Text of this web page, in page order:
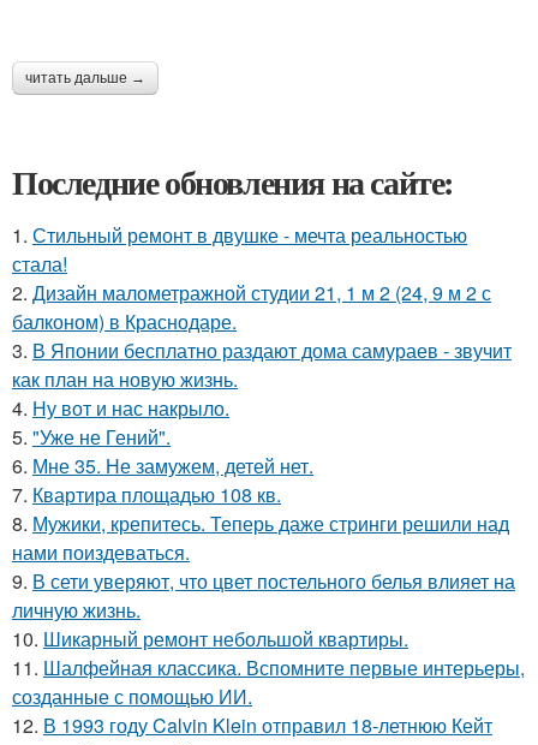
читать дальше →
Последние обновления на сайте:
1. Стильный ремонт в двушке - мечта реальностью
стала!
2. Дизайн малометражной студии 21, 1 м 2 (24, 9 м 2 с
балконом) в Краснодаре.
3. В Японии бесплатно раздают дома самураев - звучит
как план на новую жизнь.
4. Ну вот и нас накрыло.
5. "Уже не Гений".
6. Мне 35. Не замужем, детей нет.
7. Квартира площадью 108 кв.
8. Мужики, крепитесь. Теперь даже стринги решили над
нами поиздеваться.
9. В сети уверяют, что цвет постельного белья влияет на
личную жизнь.
10. Шикарный ремонт небольшой квартиры.
11. Шалфейная классика. Вспомните первые интерьеры,
созданные с помощью ИИ.
12. В 1993 году Calvin Klein отправил 18-летнюю Кейт